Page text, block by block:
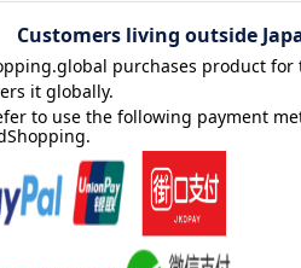
ブルーロック（30）
金城 宗幸
ブルーロック（31）
金城 宗幸
2024年10月17日発売